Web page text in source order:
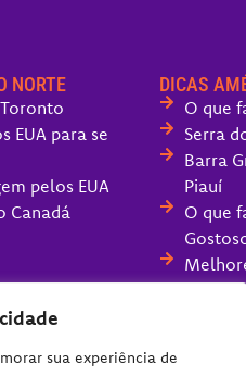
sua experiência de
NORTE
EUA para se
pelos EUA
Canadá
DICAS
O que
Serra
Barra
Piauí
O que
Santa
O que
Canoa
O que